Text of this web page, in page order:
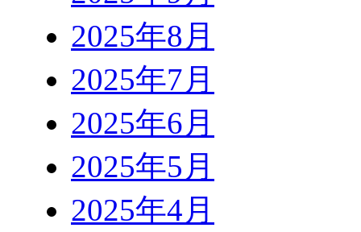
2025年8月
2025年7月
2025年6月
2025年5月
2025年4月